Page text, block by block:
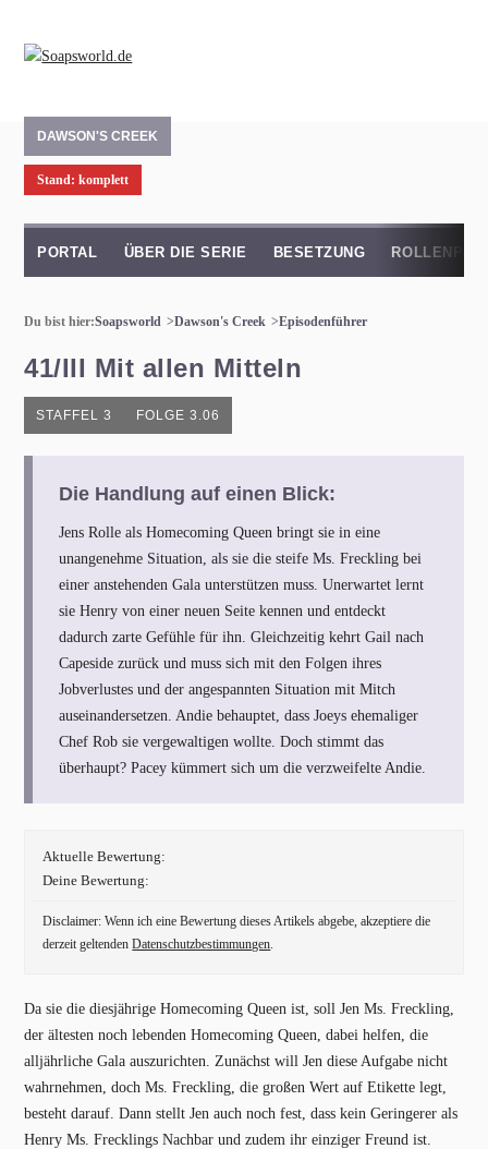
DAWSON'S CREEK
Stand: komplett
PORTAL ÜBER DIE SERIE BESETZUNG
Du bist hier:Soapsworld Dawson's Creek Episodenführer
41/III Mit allen Mitteln
STAFFEL 3 FOLGE 3.06
Die Handlung auf einen Blick:
Jens Rolle als Homecoming Queen bringt sie in eine
unangenehme Situation, als sie die steife Ms. Freckling bei
einer anstehenden Gala unterstützen muss. Unerwartet lernt
sie Henry von einer neuen Seite kennen und entdeckt
dadurch zarte Gefühle für ihn. Gleichzeitig kehrt Gail nach
Capeside zurück und muss sich mit den Folgen ihres
Jobverlustes und der angespannten Situation mit Mitch
auseinandersetzen. Andie behauptet, dass Joeys ehemaliger
Chef Rob sie vergewaltigen wollte. Doch stimmt das
überhaupt? Pacey kümmert sich um die verzweifelte Andie.
Aktuelle Bewertung:
Deine Bewertung:
Disclaimer: Wenn ich eine Bewertung dieses Artikels abgebe, akzeptiere die
derzeit geltendenDatenschutzbestimmungen.
Da sie die diesjährige Homecoming Queen ist, soll Jen Ms. Freckling,
der ältesten noch lebenden Homecoming Queen, dabei helfen, die
alljährliche Gala auszurichten. Zunächst will Jen diese Aufgabe nicht
wahrnehmen, doch Ms. Freckling, die großen Wert auf Etikette legt,
besteht darauf. Dann stellt Jen auch noch fest, dass kein Geringerer als
Henry Ms. Frecklings Nachbar und zudem ihr einziger Freund ist.